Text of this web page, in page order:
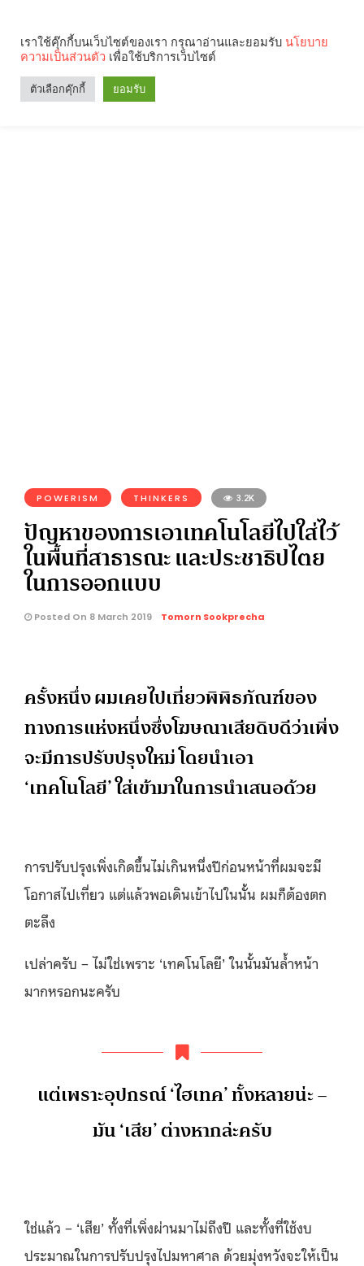
POWERISM THINKERS 3.2K
ปัญหาของการเอาเทคโนโลยีไปใส่ไว้
ในพื้นที่สาธารณะ และประชาธิปไตย
ในการออกแบบ
Posted On 8 March 2019 Tomorn Sookprecha
ครั้งหนึ่ง ผมเคยไปเที่ยวพิพิธภัณฑ์ของ
ทางการแห่งหนึ่งซึ่งโฆษณาเสียดิบดีว่าเพิ่ง
จะมีการปรับปรุงใหม่ โดยนำเอา
‘เทคโนโลยี’ ใส่เข้ามาในการนำเสนอด้วย
การปรับปรุงเพิ่งเกิดขึ้นไม่เกินหนึ่งปีก่อนหน้าที่ผมจะมี
โอกาสไปเที่ยว แต่แล้วพอเดินเข้าไปในนั้น ผมก็ต้องตก
ตะลึง
เปล่าครับ – ไม่ใช่เพราะ ‘เทคโนโลยี’ ในนั้นมันล้ำหน้า
มากหรอกนะครับ
แต่เพราะอุปกรณ์ ‘ไฮเทค’ ทั้งหลายน่ะ –
มัน ‘เสีย’ ต่างหากล่ะครับ
ใช่แล้ว – ‘เสีย’ ทั้งที่เพิ่งผ่านมาไม่ถึงปี และทั้งที่ใช้งบ
ประมาณในการปรับปรุงไปมหาศาล ด้วยมุ่งหวังจะให้เป็น
เราใช้คุ๊กกี้บนเว็บไซต์ของเรา กรุณาอ่านและยอมรับ นโยบาย
ความเป็นส่วนตัว เพื่อใช้บริการเว็บไซต์
ตัวเลือกคุ๊กกี้ ยอมรับ